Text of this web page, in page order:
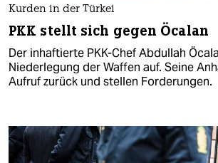
Kurden in der Türkei
PKK stellt sich gegen Öcalan
Der inhaftierte PKK-Chef Abdullah
Niederlegung der Waffen auf. Seine
Aufruf zurück und stellen Forderungen.